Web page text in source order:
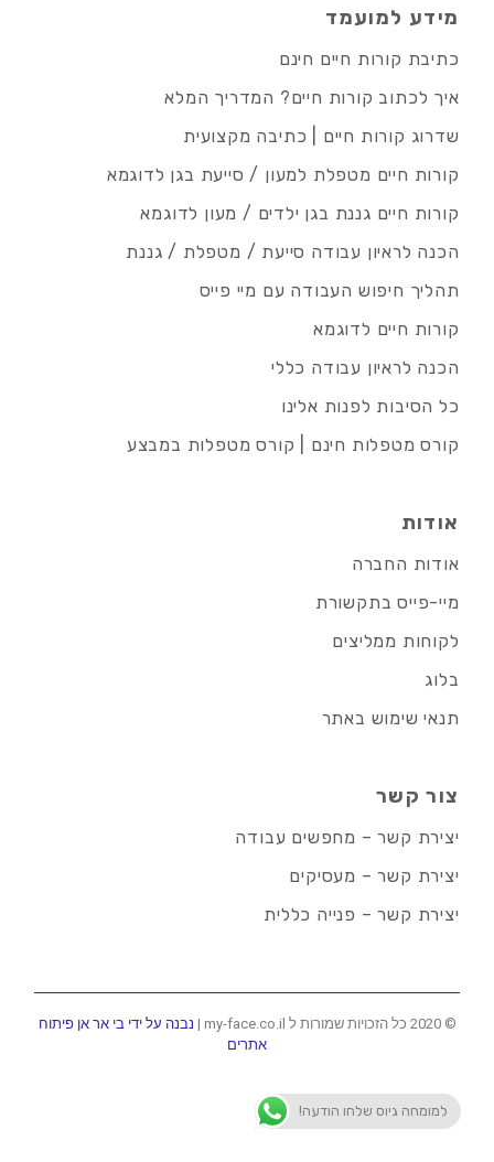
מידע למועמד
כתיבת קורות חיים חינם
איך לכתוב קורות חיים? המדריך המלא
שדרוג קורות חיים | כתיבה מקצועית
קורות חיים מטפלת למעון / סייעת בגן לדוגמא
קורות חיים גננת בגן ילדים / מעון לדוגמא
הכנה לראיון עבודה סייעת / מטפלת / גננת
תהליך חיפוש העבודה עם מיי פייס
קורות חיים לדוגמא
הכנה לראיון עבודה כללי
כל הסיבות לפנות אלינו
קורס מטפלות חינם | קורס מטפלות במבצע
אודות
אודות החברה
מיי-פייס בתקשורת
לקוחות ממליצים
בלוג
תנאי שימוש באתר
צור קשר
יצירת קשר – מחפשים עבודה
יצירת קשר – מעסיקים
יצירת קשר – פנייה כללית
© 2020 כל הזכויות שמורות ל my-face.co.il |
נבנה על ידי בי אר אן פיתוח
אתרים
למומחה גיוס שלחו הודעה!